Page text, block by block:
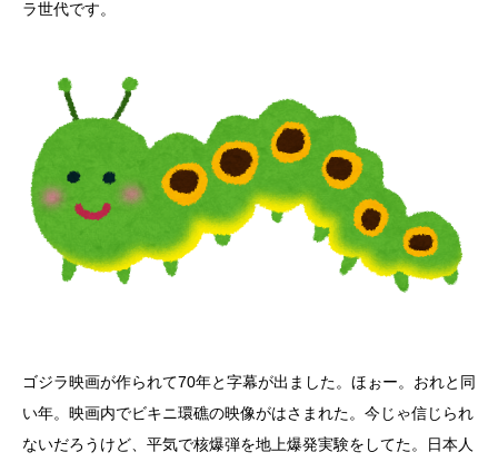
ラ世代です。
ゴジラ映画が作られて70年と字幕が出ました。ほぉー。おれと同
い年。映画内でビキニ環礁の映像がはさまれた。今じゃ信じられ
ないだろうけど、平気で核爆弾を地上爆発実験をしてた。日本人